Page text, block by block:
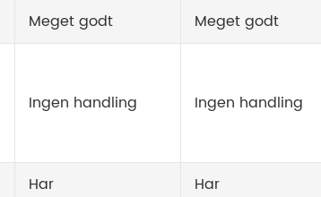
Meget godt Meget godt
Ingen handling Ingen handling
Har
Har